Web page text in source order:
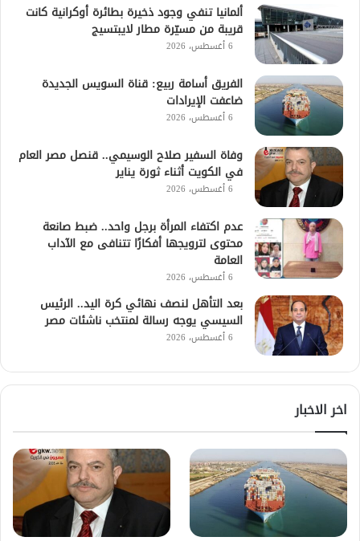
ألمانيا تنفي وجود ذخيرة بطائرة أوكرانية كانت
قريبة من مسيّرة مطار لايبتسيج
6 أغسطس، 2026
الفريق أسامة ربيع: قناة السويس الجديدة
ضاعفت الإيرادات
6 أغسطس، 2026
وفاة السفير صلاح الوسيمي.. قنصل مصر العام
في الكويت أثناء ثورة يناير
6 أغسطس، 2026
عدم اكتفاء المرأة برجل واحد.. ضبط صانعة
محتوى لترويجها أفكارًا تتنافى مع الآداب
العامة
6 أغسطس، 2026
بعد التأهل لنصف نهائي كرة اليد.. الرئيس
السيسي يوجه رسالة لمنتخب ناشئات مصر
6 أغسطس، 2026
اخر الاخبار